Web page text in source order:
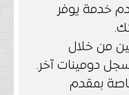
خدمة يوفر
من خلال
دومينات آخر.
بمقدم